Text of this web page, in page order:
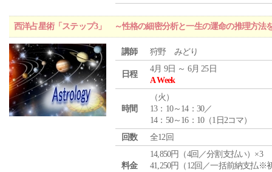
西洋占星術「ステップ3」 ～性格の細密分析と一生の運命の推理方法
講師 狩野 みどり
日程
4月 9日 ～ 6月 25日
A Week
時間
（火 ）
13：10～14：30／
14：50～16：10（1日2コマ）
回数
全12回
料金
14,850円（4回／分割支払い）×3
41,250円（12回／一括前納支払※